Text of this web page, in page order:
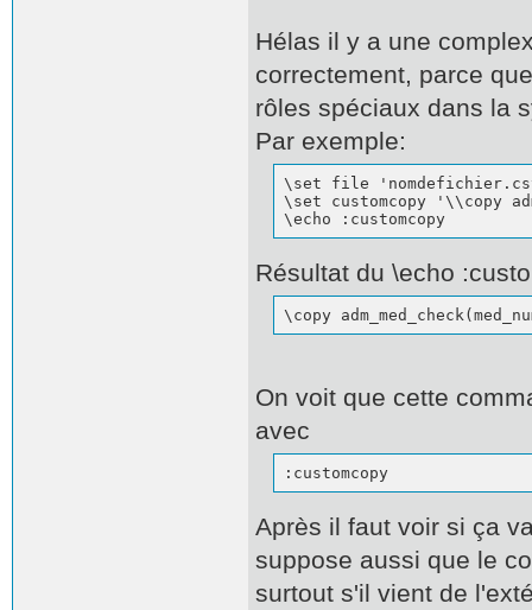
Hélas il y a une
correctement, parce
rôles spéciaux dans la
Par exemple:
\set file
\set customcopy '\\copy
\echo :customcopy
Résultat du \echo
\copy
On voit que cette
avec
:customcopy
Après il faut voir si ça
suppose aussi que le
surtout s'il vient de